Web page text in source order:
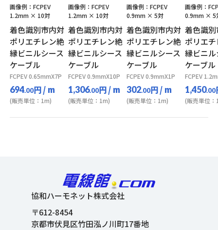
画像例：FCPEV
1.2mm × 10対
着色識別市内対
ポリエチレン絶
縁ビニルシース
ケーブル
FCPEV 0.65mmX7P
694.00円/ m
(販売単位：1m)
画像例：FCPEV
1.2mm × 10対
着色識別市内対
ポリエチレン絶
縁ビニルシース
ケーブル
FCPEV 0.9mmX10P
1,306.00円/ m
(販売単位：1m)
画像例：FCPEV
0.9mm × 5対
着色識別市内対
ポリエチレン絶
縁ビニルシース
ケーブル
FCPEV 0.9mmX1P
302.00円/ m
(販売単位：1m)
画像例：
0.9mm × 5
着色識
ポリエ
縁ビニ
ケーブル
FCPEV
1,450.00
(販売単位：
協和ハーモネット株式会社
〒612-8454
京都市伏見区竹田泓ノ川町17番地